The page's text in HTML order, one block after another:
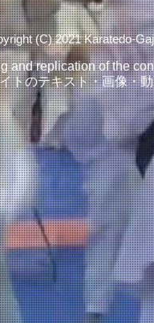
(C) 2021 Karatedo-
and replication of the
トのテキスト・画像・